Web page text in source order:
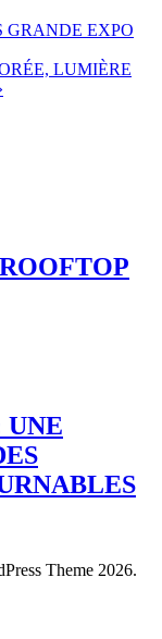
EXPO
LUMIÈRE
UNE
Theme 2026.